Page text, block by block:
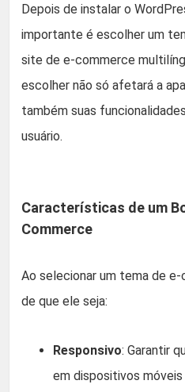
Depois de instalar o
importante é escolher um
site de e-commerce
escolher não só afetará a
também suas
usuário.
Características de um
Commerce
Ao selecionar um tema de
de que ele seja:
Responsivo: Garantir
em dispositivos móveis